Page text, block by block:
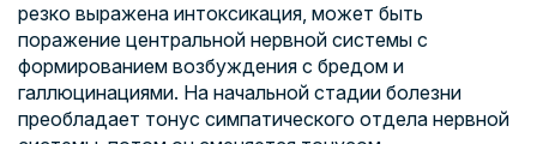
резко выражена интоксикация, может быть
поражение центральной нервной системы с
формированием возбуждения с бредом и
галлюцинациями. На начальной стадии болезни
преобладает тонус симпатического отдела нервной